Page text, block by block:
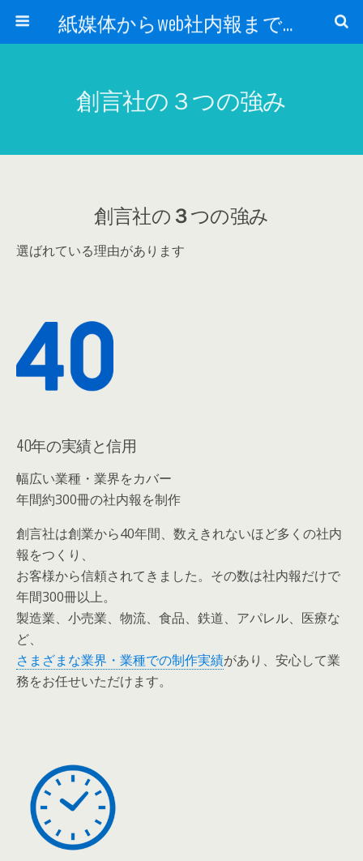
紙媒体からweb社内報まで 社内報制作会社 創言社：東京都千代田区飯田橋駅から１分
創言社の３つの強み
創言社の３つの強み
選ばれている理由があります
40年の実績と信用
幅広い業種・業界をカバー
年間約300冊の社内報を制作
創言社は創業から40年間、数えきれないほど多くの社内
報をつくり、
お客様から信頼されてきました。その数は社内報だけで
年間300冊以上。
製造業、小売業、物流、食品、鉄道、アパレル、医療な
ど、
さまざまな業界・業種での制作実績があり、安心して業
務をお任せいただけます。